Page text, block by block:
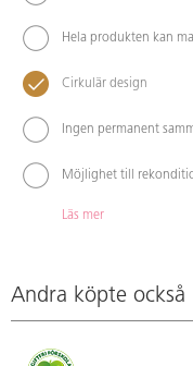
Hela produkten kan
Cirkulär design
Ingen permanent
Möjlighet till
Läs mer
Andra köpte också